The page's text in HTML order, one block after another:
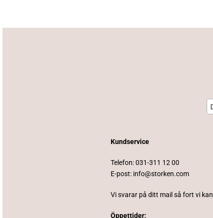
Kundservice
Telefon:031-311 12 00
E-post: info@storken.com
Vi svarar på ditt mail så fort vi kan
Öppettider: